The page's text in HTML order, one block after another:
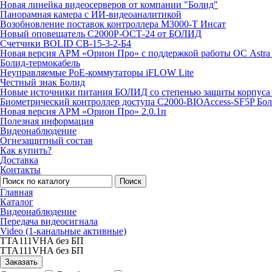
Новая линейка видеосерверов от компании "Болид"
Панорамная камера с ИИ-видеоаналитикой
Возобновление поставок контроллера М3000-Т Инсат
Новый оповещатель С2000Р-ОСТ-24 от БОЛИД
Счетчики BOLID СВ-15-3-2-Б4
Новая версия АРМ «Орион Про» с поддержкой работы ОС
Болид-термокабель
Неуправляемые PoE-коммутаторы iFLOW Lite
Честный знак Болид
Новые источники питания БОЛИД со степенью защиты корпуса
Биометрический контроллер доступа С2000-BIOAccess-SF5P
Новая версия АРМ «Орион Про» 2.0.1п
Полезная информация
Видеонаблюдение
Огнезащитный состав
Как купить?
Доставка
Контакты
Поиск
Главная
Каталог
Видеонаблюдение
Передача видеосигнала
Video (1-канальные активные)
TTA111VHA без БП
TTA111VHA без БП
Заказать